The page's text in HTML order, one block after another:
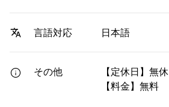
言語対応 日本語
その他
【定休日】無休
【料金】無料